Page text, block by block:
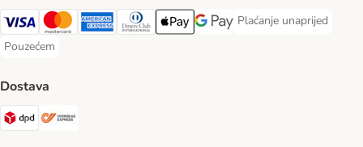
Visa Payment Method
MasterCard Payment Method
American Express Payment Method
Diners Club Payment Method
Payment MethodGoogle pay Payment Method
Plaćanje unaprijed
Plaćanje unaprijed
Pouzećem
Pouzećem Payment Method
Dostava
DPD Shipping Method